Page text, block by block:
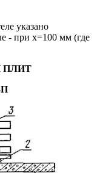
указано
- при х=100 мм (где